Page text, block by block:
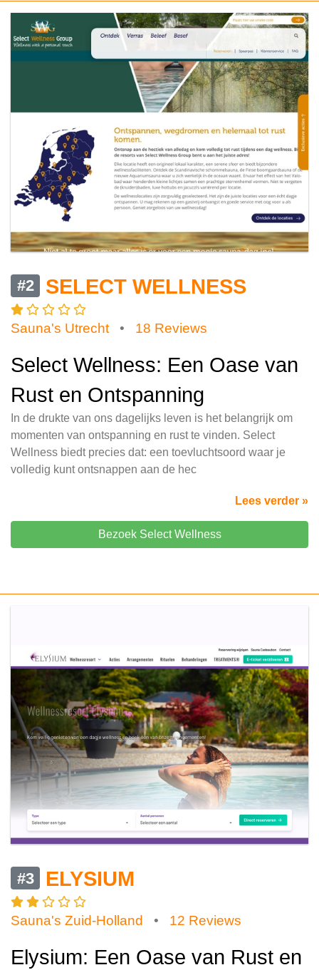
#2 SELECT WELLNESS
Sauna's Utrecht • 18 Reviews
Select Wellness: Een Oase van
Rust en Ontspanning
In de drukte van ons dagelijks leven is het belangrijk om
momenten van ontspanning en rust te vinden. Select
Wellness biedt precies dat: een toevluchtsoord waar je
volledig kunt ontsnappen aan de hec
Lees verder »
Bezoek Select Wellness
#3 ELYSIUM
Sauna's Zuid-Holland • 12 Reviews
Elysium: Een Oase van Rust en